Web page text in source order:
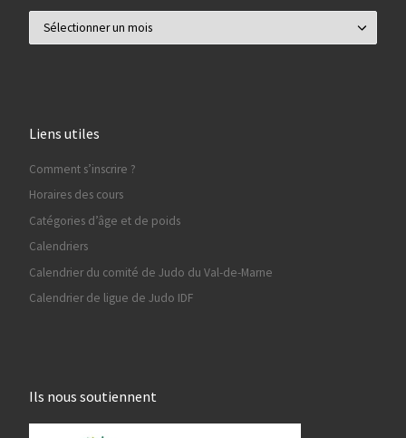
Liens utiles
Comment s’inscrire ?
Horaires des cours
Catégories d’âge et de poids
Calendriers
Calendrier du comité de Judo du Val-de-Marne
Calendrier de ligue de Judo IDF
Ils nous soutiennent